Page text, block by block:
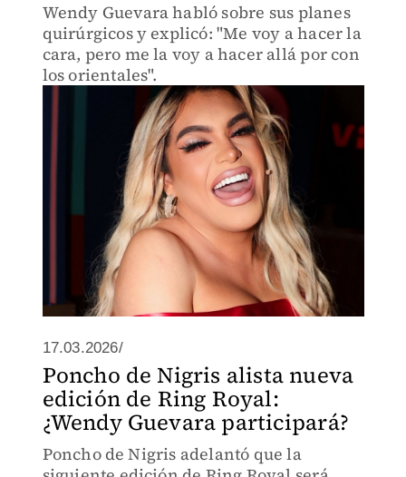
Wendy Guevara habló sobre sus planes
quirúrgicos y explicó: "Me voy a hacer la
cara, pero me la voy a hacer allá por con
los orientales".
17.03.2026/
Poncho de Nigris alista nueva
edición de Ring Royal:
¿Wendy Guevara participará?
Poncho de Nigris adelantó que la